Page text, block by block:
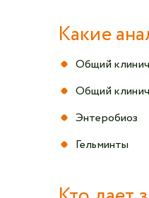
Какие
Общий
Общий
Энтеробиоз
Гельминты